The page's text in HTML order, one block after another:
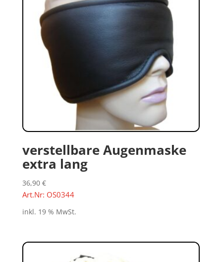
verstellbare Augenmaske
extra lang
36,90 €
Art.Nr: OS0344
inkl. 19 % MwSt.